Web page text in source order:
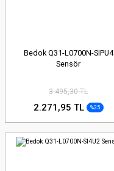
Bedok Q31-L0700N-SIPU4
Sensör
3.495,30 TL
2.271,95 TL %35